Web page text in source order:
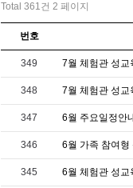
Total 361건 2 페이지
번호
349 7월 체험관 성교
348 7월 체험관 성교
347 6월 주요일정안
346 6월 가족 참여형
345 6월 체험관 성교